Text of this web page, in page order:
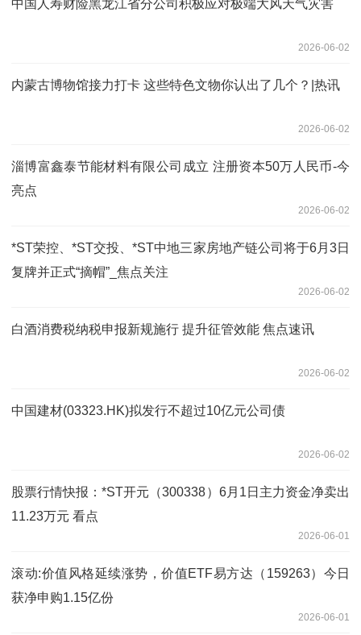
中国人寿财险黑龙江省分公司积极应对极端大风天气灾害
2026-06-02
内蒙古博物馆接力打卡 这些特色文物你认出了几个？|热讯
2026-06-02
淄博富鑫泰节能材料有限公司成立 注册资本50万人民币-今
亮点
2026-06-02
*ST荣控、*ST交投、*ST中地三家房地产链公司将于6月3日
复牌并正式“摘帽”_焦点关注
2026-06-02
白酒消费税纳税申报新规施行 提升征管效能 焦点速讯
2026-06-02
中国建材(03323.HK)拟发行不超过10亿元公司债
2026-06-02
股票行情快报：*ST开元（300338）6月1日主力资金净卖出
11.23万元 看点
2026-06-01
滚动:价值风格延续涨势，价值ETF易方达（159263）今日
获净申购1.15亿份
2026-06-01